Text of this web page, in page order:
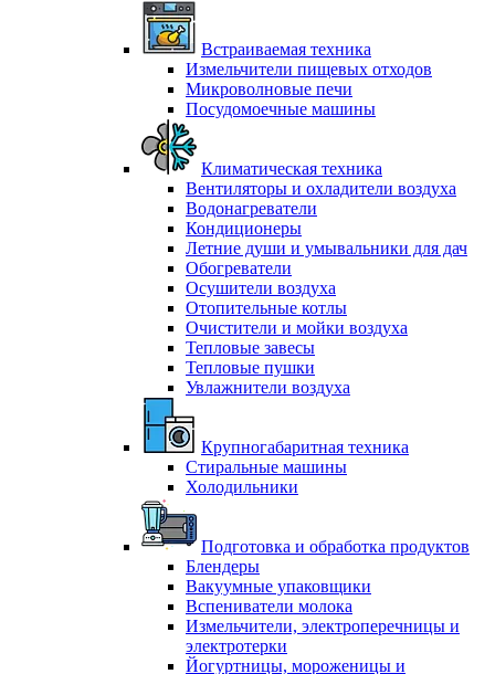
Встраиваемая техника
Измельчители пищевых отходов
Микроволновые печи
Посудомоечные машины
Климатическая техника
Вентиляторы и охладители воздуха
Водонагреватели
Кондиционеры
Летние души и умывальники для дач
Обогреватели
Осушители воздуха
Отопительные котлы
Очистители и мойки воздуха
Тепловые завесы
Тепловые пушки
Увлажнители воздуха
Крупногабаритная техника
Стиральные машины
Холодильники
Подготовка и обработка продуктов
Блендеры
Вакуумные упаковщики
Вспениватели молока
Измельчители, электроперечницы и
электротерки
Йогуртницы, мороженицы и